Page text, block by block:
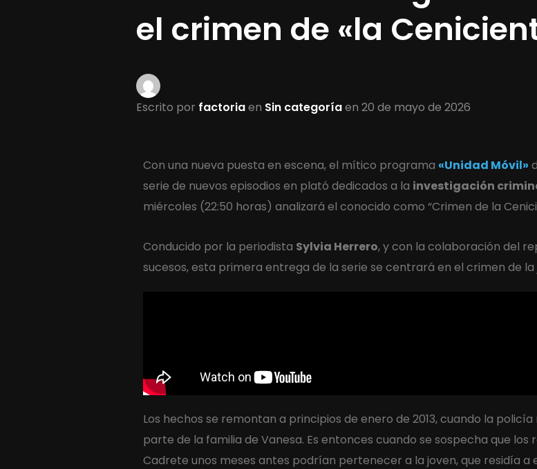
el crimen de «la
Escrito por factoriaen Sin categoríaen 20 de mayo de 2026
Con una nueva puesta en escena, el mítico programa «Unidad Móvil»
serie de nuevos episodios en plató dedicados a la investigación
miércoles (22:50 horas) analizará el conocido como “Crimen de la
Conducido por la periodista Sylvia Herrero, y con la colaboración del
sucesos, esta primera entrega de la serie se centrará en el crimen de
Los hechos se remontan a principios de enero de 2013, cuando la
parte de la familia de Vanesa. Es entonces cuando se sospecha que
Cadrete unos meses antes podrían pertenecer a la joven, que residía a